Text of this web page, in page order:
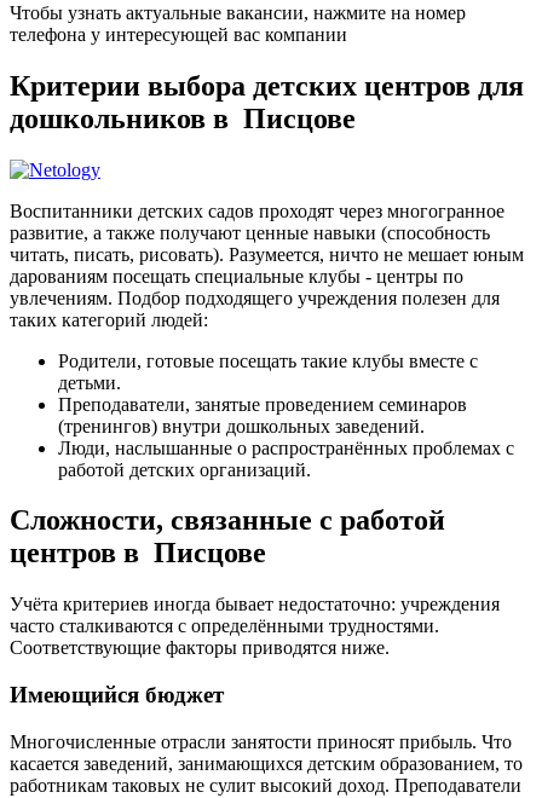
Чтобы узнать актуальные вакансии, нажмите на номер
телефона у интересующей вас компании
Критерии выбора детских центров для
дошкольников в Писцове
Воспитанники детских садов проходят через многогранное
развитие, а также получают ценные навыки (способность
читать, писать, рисовать). Разумеется, ничто не мешает юным
дарованиям посещать специальные клубы - центры по
увлечениям. Подбор подходящего учреждения полезен для
таких категорий людей:
Родители, готовые посещать такие клубы вместе с
детьми.
Преподаватели, занятые проведением семинаров
(тренингов) внутри дошкольных заведений.
Люди, наслышанные о распространённых проблемах с
работой детских организаций.
Сложности, связанные с работой
центров в Писцове
Учёта критериев иногда бывает недостаточно: учреждения
часто сталкиваются с определёнными трудностями.
Соответствующие факторы приводятся ниже.
Имеющийся бюджет
Многочисленные отрасли занятости приносят прибыль. Что
касается заведений, занимающихся детским образованием, то
работникам таковых не сулит высокий доход. Преподаватели